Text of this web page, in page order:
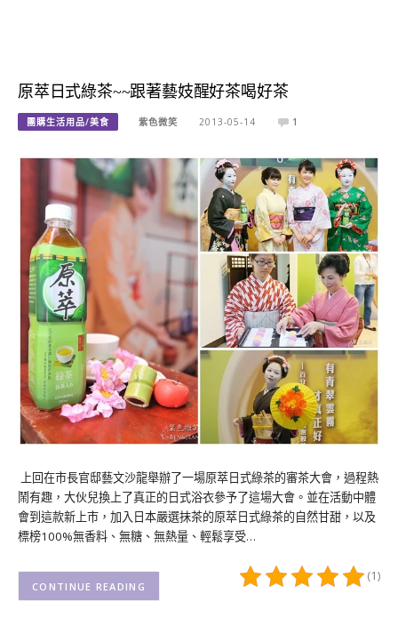
原萃日式綠茶~~跟著藝妓醒好茶喝好茶
團購生活用品/美食 紫色微笑 2013-05-14 1
上回在市長官邸藝文沙龍舉辦了一場原萃日式綠茶的審茶大會，過程熱
鬧有趣，大伙兒換上了真正的日式浴衣參予了這場大會。並在活動中體
會到這款新上市，加入日本嚴選抹茶的原萃日式綠茶的自然甘甜，以及
標榜100%無香料、無糖、無熱量、輕鬆享受…
(1)
CONTINUE READING